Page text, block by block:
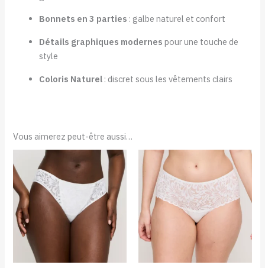
Bonnets en 3 parties : galbe naturel et confort
Détails graphiques modernes pour une touche de
style
Coloris Naturel : discret sous les vêtements clairs
Vous aimerez peut-être aussi…